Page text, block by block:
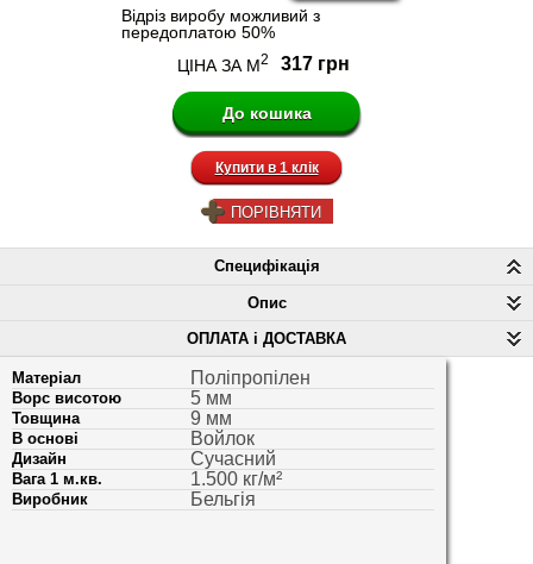
Відріз виробу можливий з
передоплатою 50%
ЦІНА ЗА М2 317 грн
Купити в 1 клік
ПОРІВНЯТИ
Специфікація
Опис
ОПЛАТА і ДОСТАВКА
Матеріал Поліпропілен
Ворс висотою 5 мм
Товщина 9 мм
В основі Войлок
Дизайн Сучасний
Вага 1 м.кв. 1.500 кг/м²
Виробник Бельгія